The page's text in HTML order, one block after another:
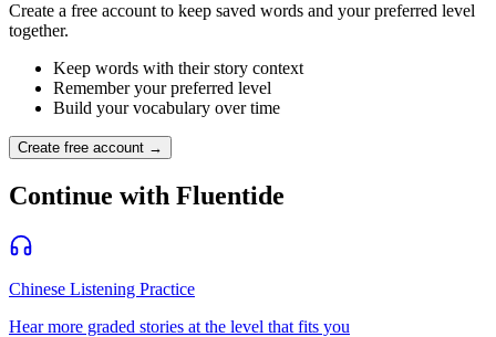
Create a free account to keep saved words and your preferred level
together.
Keep words with their story context
Remember your preferred level
Build your vocabulary over time
Create free account →
Continue with Fluentide
Chinese Listening Practice
Hear more graded stories at the level that fits you